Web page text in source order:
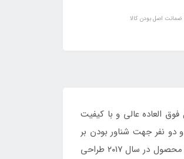
ضمانت اصل بودن کالا
محصول فوق العاده عالی و با کیفیت
نفر جهت شناور بودن بر
روی آب و لذت بردن از آن در داخل استخر و آب‌های کم عمق جهت استفاده کودکان و بزرگسالان بدون محدودیت سنی رنگ بندی جذاب و جدید این محصول در سال ۲۰۱۷ طراحی